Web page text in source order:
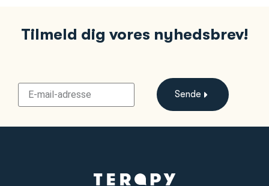
Tilmeld dig vores nyhedsbrev!
Sende